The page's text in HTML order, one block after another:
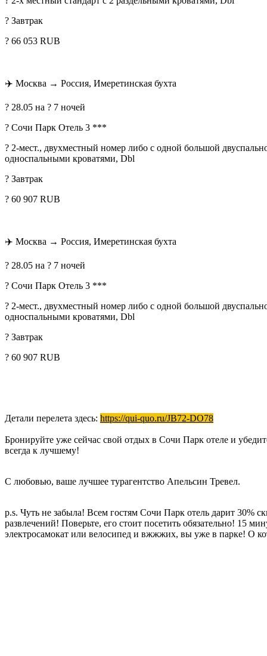
? Завтрак
? 66 053 RUB
✈ ️ Москва → Россия, Имеретинская бухта
? 28.05 на ? 7 ночей
? Сочи Парк Отель 3 ***
? 2-мест., двухместный номер либо с одной большой
односпальными кроватями, Dbl
? Завтрак
? 60 907 RUB
✈ ️ Москва → Россия, Имеретинская бухта
? 28.05 на ? 7 ночей
? Сочи Парк Отель 3 ***
? 2-мест., двухместный номер либо с одной большой
односпальными кроватями, Dbl
? Завтрак
? 60 907 RUB
Детали перелета здесь: https://qui-quo.ru/JB72-DO78
Бронируйте уже сейчас свой отдых в Сочи Парк отеле и
всегда к лучшему!
С любовью, ваше лучшее турагентство Апельсин Тревел.
p.s. Чуть не забыла! Всем гостям Сочи Парк отель дарит 30%
развлечений! Поверьте, его стоит посетить обязательно! 15
электросамокат или велосипед и вжжжих, вы уже в парке! О